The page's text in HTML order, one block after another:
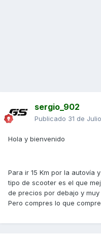
sergio_902
Publicado 31 de
Hola y bienvenido
Para ir 15 Km por la autovía
tipo de scooter es el que
de precios por debajo y
Pero compres lo que